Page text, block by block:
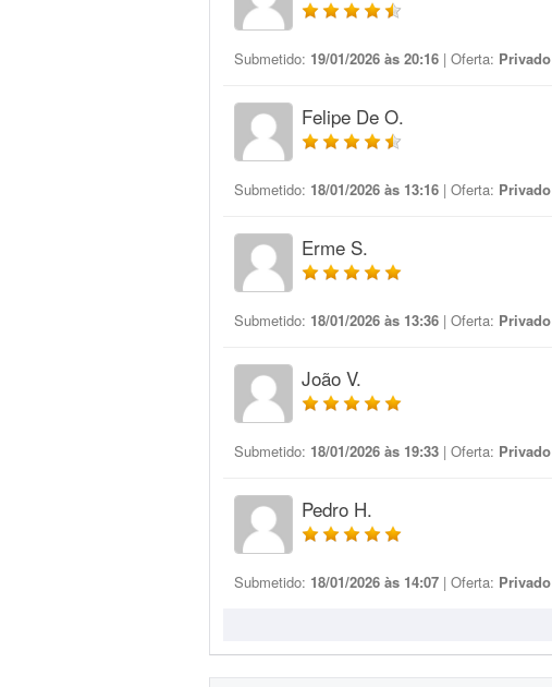
Submetido: 19/01/2026 às 20:16 | Oferta: Privado
Felipe De O.
Submetido: 18/01/2026 às 13:16 | Oferta: Privado
Erme S.
Submetido: 18/01/2026 às 13:36 | Oferta: Privado
João V.
Submetido: 18/01/2026 às 19:33 | Oferta: Privado
Pedro H.
Submetido: 18/01/2026 às 14:07 | Oferta: Privado